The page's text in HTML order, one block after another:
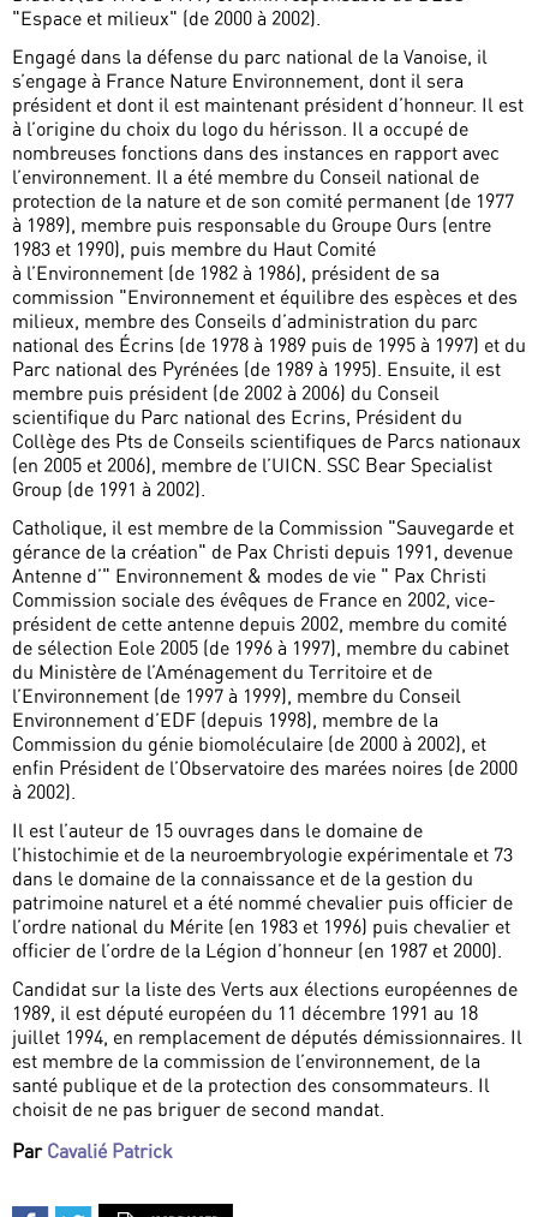
"Espace et milieux" (de 2000 à 2002).
Engagé dans la défense du parc national de la Vanoise, il
s’engage à France Nature Environnement, dont il sera
président et dont il est maintenant président d’honneur. Il est
à l’origine du choix du logo du hérisson. Il a occupé de
nombreuses fonctions dans des instances en rapport avec
l’environnement. Il a été membre du Conseil national de
protection de la nature et de son comité permanent (de 1977
à 1989), membre puis responsable du Groupe Ours (entre
1983 et 1990), puis membre du Haut Comité
à l’Environnement (de 1982 à 1986), président de sa
commission "Environnement et équilibre des espèces et des
milieux, membre des Conseils d’administration du parc
national des Écrins (de 1978 à 1989 puis de 1995 à 1997) et du
Parc national des Pyrénées (de 1989 à 1995). Ensuite, il est
membre puis président (de 2002 à 2006) du Conseil
scientifique du Parc national des Ecrins, Président du
Collège des Pts de Conseils scientifiques de Parcs nationaux
(en 2005 et 2006), membre de l’UICN. SSC Bear Specialist
Group (de 1991 à 2002).
Catholique, il est membre de la Commission "Sauvegarde et
gérance de la création" de Pax Christi depuis 1991, devenue
Antenne d’" Environnement & modes de vie " Pax Christi
Commission sociale des évêques de France en 2002, vice-
président de cette antenne depuis 2002, membre du comité
de sélection Eole 2005 (de 1996 à 1997), membre du cabinet
du Ministère de l’Aménagement du Territoire et de
l’Environnement (de 1997 à 1999), membre du Conseil
Environnement d’EDF (depuis 1998), membre de la
Commission du génie biomoléculaire (de 2000 à 2002), et
enfin Président de l’Observatoire des marées noires (de 2000
à 2002).
Il est l’auteur de 15 ouvrages dans le domaine de
l’histochimie et de la neuroembryologie expérimentale et 73
dans le domaine de la connaissance et de la gestion du
patrimoine naturel et a été nommé chevalier puis officier de
l’ordre national du Mérite (en 1983 et 1996) puis chevalier et
officier de l’ordre de la Légion d’honneur (en 1987 et 2000).
Candidat sur la liste des Verts aux élections européennes de
1989, il est député européen du 11 décembre 1991 au 18
juillet 1994, en remplacement de députés démissionnaires. Il
est membre de la commission de l’environnement, de la
santé publique et de la protection des consommateurs. Il
choisit de ne pas briguer de second mandat.
Par Cavalié Patrick